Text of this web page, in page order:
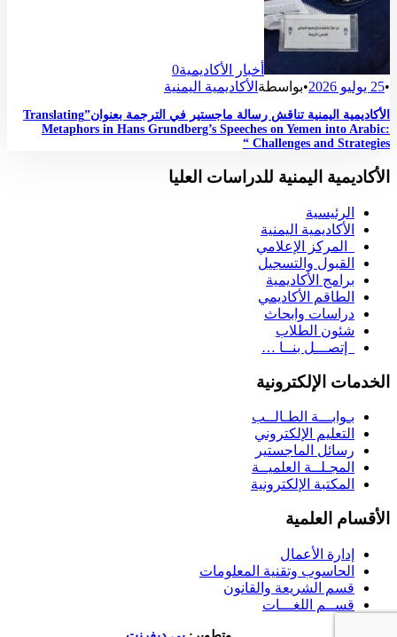
أخبار الأكاديمية0
•25 يوليو 2026 •بواسطة الأكاديمية اليمنية
الأكاديمية اليمنية تناقش رسالة ماجستير في الترجمة بعنوان”Translating
Metaphors in Hans Grundberg’s Speeches on Yemen into Arabic:
Challenges and Strategies “
الأكاديمية اليمنية للدراسات العليا
الرئيسية
الأكاديمية اليمنية
المركز الإعلامي
القبول والتسجيل
برامج الأكاديمية
الطاقم الأكاديمي
دراسات وابحاث
شئون الطلاب
إتصـــل بنــا …
الخدمات الإلكترونية
بـوابـــة الطـالــب
التعليم الإلكتروني
رسائل الماجستير
المجـلــة العلميــة
المكتبة الإلكترونية
الأقسام العلمية
إدارة الأعمال
الحاسوب وتقنية المعلومات
قسم الشريعة والقانون
قســم اللغـــات